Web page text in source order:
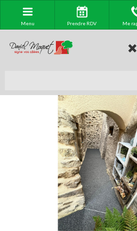
Menu Prendre RDV Me